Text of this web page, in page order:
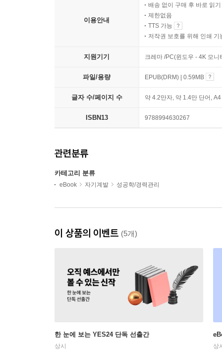
이용안내
배송 없이 구매 후 바로 읽기
제한없음
TTS 가능
저작권 보호를 위해 인쇄 기
지원기기 크레마 /PC(윈도우 - 4K 모
파일/용량 EPUB(DRM) | 0.59MB
글자 수/페이지 수 약 4.2만자, 약 1.4만 단어,
ISBN13 9788994630267
관련분류
카테고리 분류
eBook 자기계발 성공학/경력관리
이 상품의 이벤트 (5개)
한 눈에 보는 YES24 단독 선출간
상시 상